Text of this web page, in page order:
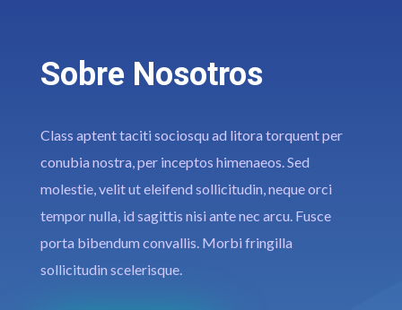
Sobre Nosotros
Class aptent taciti sociosqu ad litora torquent per
conubia nostra, per inceptos himenaeos. Sed
molestie, velit ut eleifend sollicitudin, neque orci
tempor nulla, id sagittis nisi ante nec arcu. Fusce
porta bibendum convallis. Morbi fringilla
sollicitudin scelerisque.